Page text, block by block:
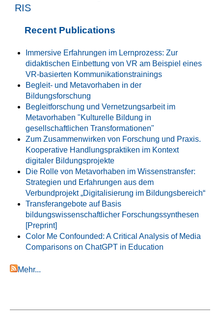
RIS
Recent Publications
Immersive Erfahrungen im Lernprozess: Zur
didaktischen Einbettung von VR am Beispiel eines
VR-basierten Kommunikationstrainings
Begleit- und Metavorhaben in der
Bildungsforschung
Begleitforschung und Vernetzungsarbeit im
Metavorhaben "Kulturelle Bildung in
gesellschaftlichen Transformationen"
Zum Zusammenwirken von Forschung und Praxis.
Kooperative Handlungspraktiken im Kontext
digitaler Bildungsprojekte
Die Rolle von Metavorhaben im Wissenstransfer:
Strategien und Erfahrungen aus dem
Verbundprojekt „Digitalisierung im Bildungsbereich“
Transferangebote auf Basis
bildungswissenschaftlicher Forschungssynthesen
[Preprint]
Color Me Confounded: A Critical Analysis of Media
Comparisons on ChatGPT in Education
Mehr...